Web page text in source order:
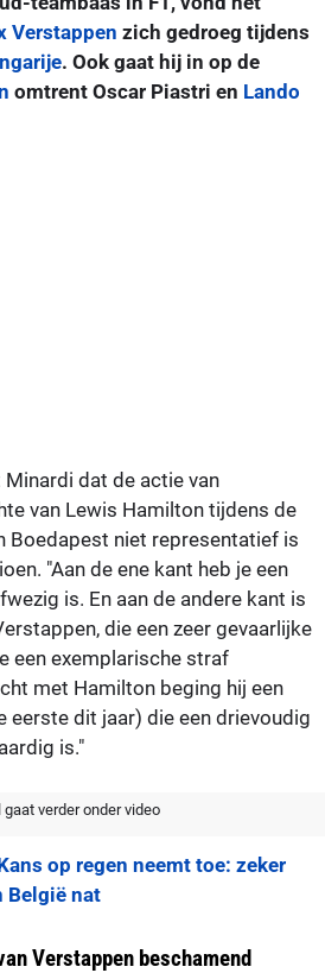
Verstappen zich gedroeg tijdens
. Ook gaat hij in op de
omtrent Oscar Piastri en Lando
dat de actie van
van Lewis Hamilton tijdens de
Boedapest niet representatief is
"Aan de ene kant heb je een
is. En aan de andere kant is
die een zeer gevaarlijke
een exemplarische straf
met Hamilton beging hij een
eerste dit jaar) die een drievoudig
is."
gaat verder onder video
op regen neemt toe: zeker
België nat
Verstappen beschamend